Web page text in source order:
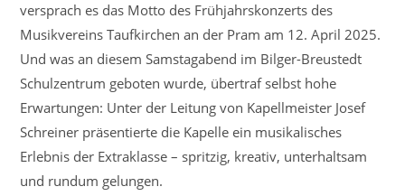
versprach es das Motto des Frühjahrskonzerts des
Musikvereins Taufkirchen an der Pram am 12. April 2025.
Und was an diesem Samstagabend im Bilger-Breustedt
Schulzentrum geboten wurde, übertraf selbst hohe
Erwartungen: Unter der Leitung von Kapellmeister Josef
Schreiner präsentierte die Kapelle ein musikalisches
Erlebnis der Extraklasse – spritzig, kreativ, unterhaltsam
und rundum gelungen.